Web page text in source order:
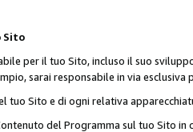
Sito
per il tuo Sito, incluso il suo
sarai responsabile in via esclusiva
tuo Sito e di ogni relativa
del Programma sul tuo Sito in